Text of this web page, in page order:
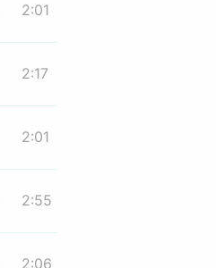
2:01
2:17
2:01
2:55
2:06